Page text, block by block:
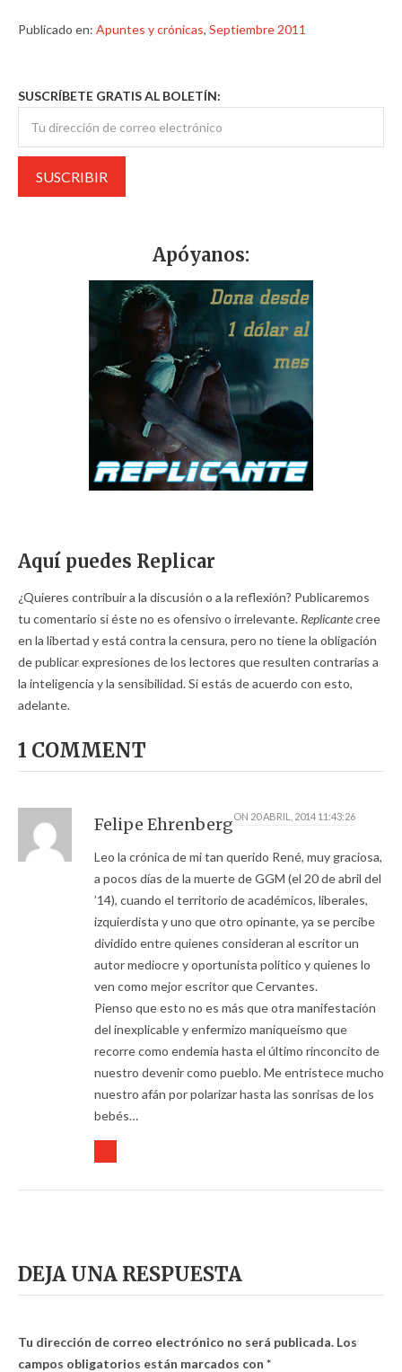
Publicado en: Apuntes y crónicas, Septiembre 2011
SUSCRÍBETE GRATIS AL BOLETÍN:
Apóyanos:
Aquí puedes Replicar
¿Quieres contribuir a la discusión o a la reflexión? Publicaremos
tu comentario si éste no es ofensivo o irrelevante. Replicantecree
en la libertad y está contra la censura, pero no tiene la obligación
de publicar expresiones de los lectores que resulten contrarias a
la inteligencia y la sensibilidad. Si estás de acuerdo con esto,
adelante.
1 COMMENT
Felipe EhrenbergON 20 ABRIL, 2014 11:43:26
Leo la crónica de mi tan querido René, muy graciosa,
a pocos días de la muerte de GGM (el 20 de abril del
’14), cuando el territorio de académicos, liberales,
izquierdista y uno que otro opinante, ya se percibe
dividido entre quienes consideran al escritor un
autor mediocre y oportunista político y quienes lo
ven como mejor escritor que Cervantes.
Pienso que esto no es más que otra manifestación
del inexplicable y enfermizo maniqueísmo que
recorre como endemia hasta el último rinconcito de
nuestro devenir como pueblo. Me entristece mucho
nuestro afán por polarizar hasta las sonrisas de los
bebés…
DEJA UNA RESPUESTA
Tu dirección de correo electrónico no será publicada. Los
campos obligatorios están marcados con *